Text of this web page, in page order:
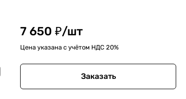
7 650 ₽/шт
Цена указана с учётом НДС 20%
Заказать